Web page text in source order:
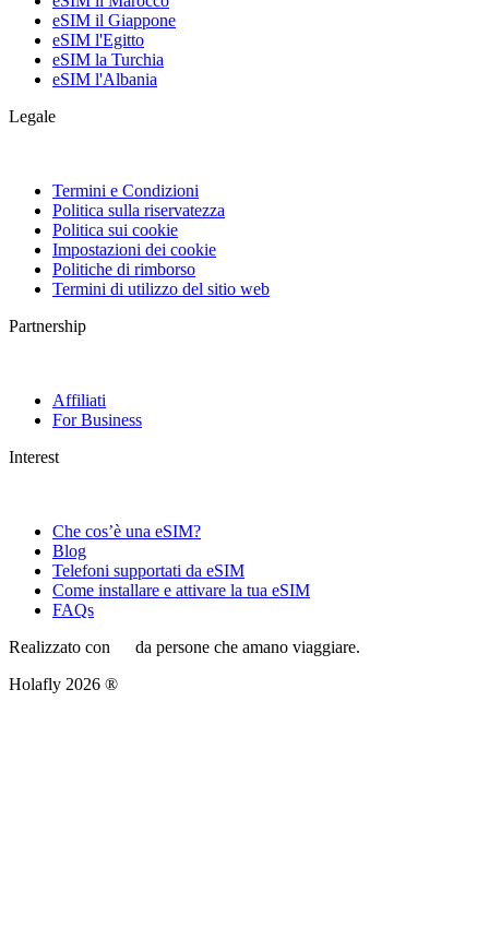
eSIM il Giappone
eSIM l'Egitto
eSIM la Turchia
eSIM l'Albania
Legale
Termini e Condizioni
Politica sulla riservatezza
Politica sui cookie
Impostazioni dei cookie
Politiche di rimborso
Termini di utilizzo del sitio web
Partnership
Affiliati
For Business
Interest
Che cos’è una eSIM?
Blog
Telefoni supportati da eSIM
Come installare e attivare la tua eSIM
FAQs
Realizzato con
da persone che amano viaggiare.
Holafly 2026 ®